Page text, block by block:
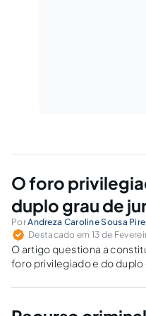
O foro
duplo grau de
PorAndreza Caroline Sousa
Destacado em 13 de
O artigo questiona a
foro privilegiado e do duplo
conta os princípios da